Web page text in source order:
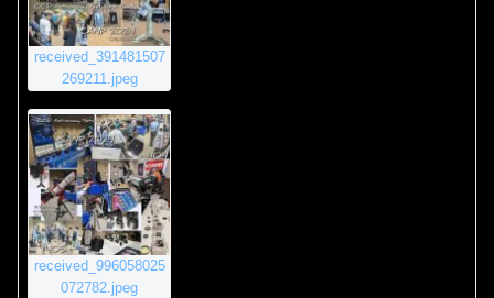
received_391481507
269211.jpeg
received_996058025
072782.jpeg